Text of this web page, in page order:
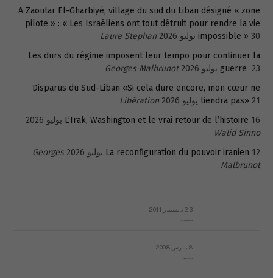
A Zaoutar El-Gharbiyé, village du sud du Liban désigné « zone
pilote » : « Les Israéliens ont tout détruit pour rendre la vie
impossible » 30 يوليو 2026
Laure Stephan
Les durs du régime imposent leur tempo pour continuer la
guerre 23 يوليو 2026
Georges Malbrunot
Disparus du Sud-Liban «Si cela dure encore, mon cœur ne
tiendra pas» 21 يوليو 2026
Libération
L’Irak, Washington et le vrai retour de l’histoire 16 يوليو 2026
Walid Sinno
La reconfiguration du pouvoir iranien 12 يوليو 2026
Georges
Malbrunot
23 ديسمبر 2011
8 مارس 2008